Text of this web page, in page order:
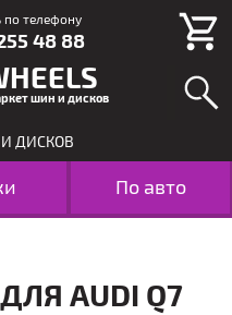
шин и дисков
ДИСКОВ
По авто
AUDI Q7
по телефону
48 88